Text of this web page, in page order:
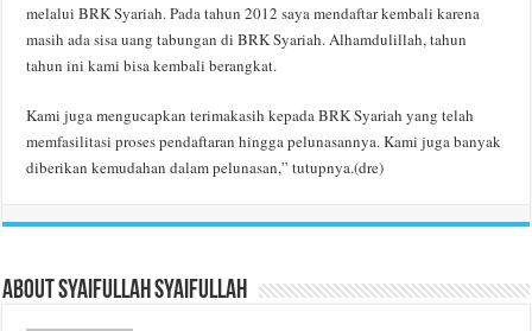
melalui BRK Syariah. Pada tahun 2012 saya mendaftar kembali karena
masih ada sisa uang tabungan di BRK Syariah. Alhamdulillah, tahun
tahun ini kami bisa kembali berangkat.
Kami juga mengucapkan terimakasih kepada BRK Syariah yang telah
memfasilitasi proses pendaftaran hingga pelunasannya. Kami juga banyak
diberikan kemudahan dalam pelunasan,” tutupnya.(dre)
About Syaifullah Syaifullah